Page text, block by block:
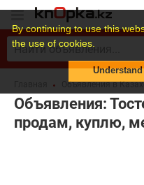
By continuing to use this
the use of cookies.
Understand
Объявления в
Объявления:
продам, куплю,